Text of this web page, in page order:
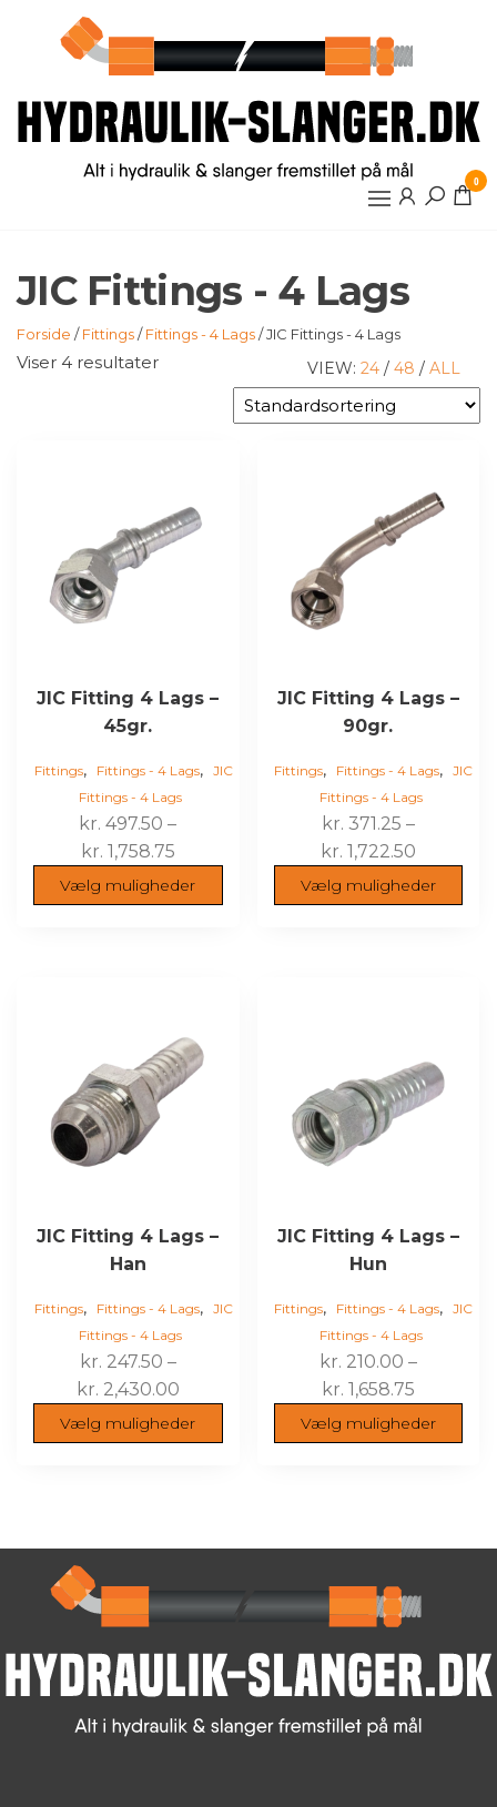
0
JIC Fittings - 4 Lags
Forside /Fittings/Fittings - 4 Lags/ JIC Fittings - 4 Lags
VIEW: 24 / 48 / ALL
Viser 4 resultater
JIC Fitting 4 Lags –
45gr.
Fittings, Fittings - 4 Lags, JIC
Fittings - 4 Lags
kr. 497.50 –
kr. 1,758.75Prisinterval:
kr. 497.50
til
Vælg muligheder
varianter.
Mulighederne
varesiden
JIC Fitting 4 Lags –
90gr.
Fittings, Fittings - 4 Lags,
JIC
Fittings - 4 Lags
kr. 371.25 –
kr. 1,722.50
kr. 371.25
til
Vælg muligheder
varianter.
Mulighederne
varesiden
JIC Fitting 4 Lags –
Han
Fittings, Fittings - 4 Lags, JIC
Fittings - 4 Lags
kr. 247.50 –
kr. 2,430.00Prisinterval:
kr. 247.50
til
Vælg muligheder
varianter.
Mulighederne
varesiden
JIC Fitting 4 Lags –
Hun
Fittings, Fittings - 4 Lags,
JIC
Fittings - 4 Lags
kr. 210.00 –
kr. 1,658.75
kr. 210.00
til
Vælg muligheder
varianter.
Mulighederne
varesiden